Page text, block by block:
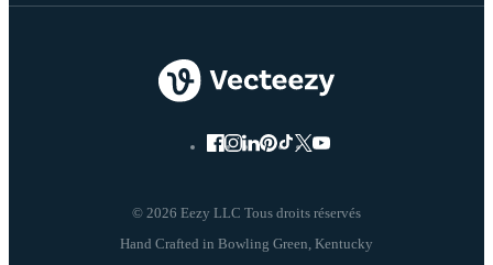
© 2026 Eezy LLC Tous droits réservés